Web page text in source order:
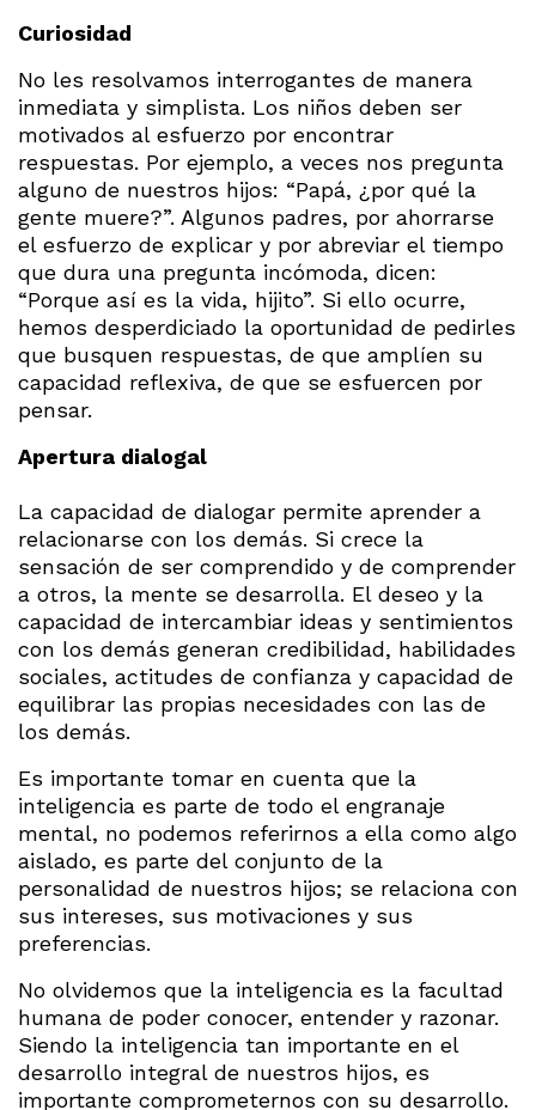
Curiosidad
No les resolvamos interrogantes de manera
inmediata y simplista. Los niños deben ser
motivados al esfuerzo por encontrar
respuestas. Por ejemplo, a veces nos pregunta
alguno de nuestros hijos: “Papá, ¿por qué la
gente muere?”. Algunos padres, por ahorrarse
el esfuerzo de explicar y por abreviar el tiempo
que dura una pregunta incómoda, dicen:
“Porque así es la vida, hijito”. Si ello ocurre,
hemos desperdiciado la oportunidad de pedirles
que busquen respuestas, de que amplíen su
capacidad reflexiva, de que se esfuercen por
pensar.
Apertura dialogal
La capacidad de dialogar permite aprender a
relacionarse con los demás. Si crece la
sensación de ser comprendido y de comprender
a otros, la mente se desarrolla. El deseo y la
capacidad de intercambiar ideas y sentimientos
con los demás generan credibilidad, habilidades
sociales, actitudes de confianza y capacidad de
equilibrar las propias necesidades con las de
los demás.
Es importante tomar en cuenta que la
inteligencia es parte de todo el engranaje
mental, no podemos referirnos a ella como algo
aislado, es parte del conjunto de la
personalidad de nuestros hijos; se relaciona con
sus intereses, sus motivaciones y sus
preferencias.
No olvidemos que la inteligencia es la facultad
humana de poder conocer, entender y razonar.
Siendo la inteligencia tan importante en el
desarrollo integral de nuestros hijos, es
importante comprometernos con su desarrollo.